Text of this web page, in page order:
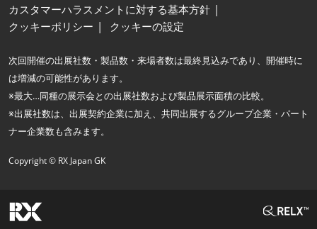
カスタマーハラスメントに対する基本方針
クッキーポリシー
クッキーの設定
次回開催の出展社数・製品数・来場者数は最終見込みであり、開催時に
は増減の可能性があります。
※最大…同種の展示会との出展社数および製品展示面積の比較。
※出展社数は、出展契約企業に加え、共同出展するグループ企業・パート
ナー企業数も含みます。
Copyright © RX Japan GK